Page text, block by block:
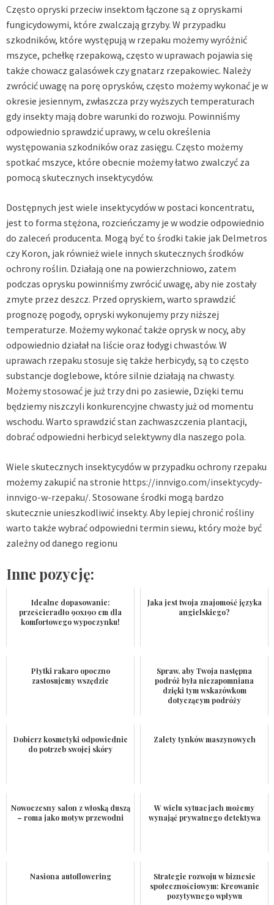
Często opryski przeciw insektom łączone są z opryskami
fungicydowymi, które zwalczają grzyby. W przypadku
szkodników, które występują w rzepaku możemy wyróżnić
mszyce, pchełkę rzepakową, często w uprawach pojawia się
także chowacz galasówek czy gnatarz rzepakowiec. Należy
zwrócić uwagę na porę oprysków, często możemy wykonać je w
okresie jesiennym, zwłaszcza przy wyższych temperaturach
gdy insekty mają dobre warunki do rozwoju. Powinniśmy
odpowiednio sprawdzić uprawy, w celu określenia
występowania szkodników oraz zasięgu. Często możemy
spotkać mszyce, które obecnie możemy łatwo zwalczyć za
pomocą skutecznych insektycydów.
Dostępnych jest wiele insektycydów w postaci koncentratu,
jest to forma stężona, rozcieńczamy je w wodzie odpowiednio
do zaleceń producenta. Mogą być to środki takie jak Delmetros
czy Koron, jak również wiele innych skutecznych środków
ochrony roślin. Działają one na powierzchniowo, zatem
podczas oprysku powinniśmy zwrócić uwagę, aby nie zostały
zmyte przez deszcz. Przed opryskiem, warto sprawdzić
prognozę pogody, opryski wykonujemy przy niższej
temperaturze. Możemy wykonać także oprysk w nocy, aby
odpowiednio działał na liście oraz łodygi chwastów. W
uprawach rzepaku stosuje się także herbicydy, są to często
substancje doglebowe, które silnie działają na chwasty.
Możemy stosować je już trzy dni po zasiewie, Dzięki temu
będziemy niszczyli konkurencyjne chwasty już od momentu
wschodu. Warto sprawdzić stan zachwaszczenia plantacji,
dobrać odpowiedni herbicyd selektywny dla naszego pola.
Wiele skutecznych insektycydów w przypadku ochrony rzepaku
możemy zakupić na stronie https://innvigo.com/insektycydy-
innvigo-w-rzepaku/. Stosowane środki mogą bardzo
skutecznie unieszkodliwić insekty. Aby lepiej chronić rośliny
warto także wybrać odpowiedni termin siewu, który może być
zależny od danego regionu
Inne pozycję:
Idealne dopasowanie:
prześcieradło 90x190 cm dla
komfortowego wypoczynku!
Jaka jest twoja znajomość języka
angielskiego?
Płytki rakaro opoczno
zastosujemy wszędzie
Spraw, aby Twoja następna
podróż była niezapomniana
dzięki tym wskazówkom
dotyczącym podróży
Dobierz kosmetyki odpowiednie
do potrzeb swojej skóry
Zalety tynków maszynowych
Nowoczesny salon z włoską duszą
– roma jako motyw przewodni
W wielu sytuacjach możemy
wynająć prywatnego detektywa
Nasiona autoflowering
Strategie rozwoju w biznesie
społecznościowym: Kreowanie
pozytywnego wpływu